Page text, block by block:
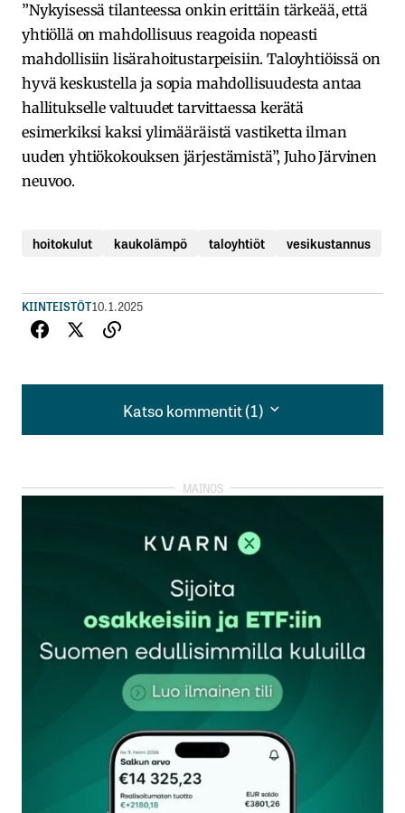
”Nykyisessä tilanteessa onkin erittäin tärkeää, että
yhtiöllä on mahdollisuus reagoida nopeasti
mahdollisiin lisärahoitustarpeisiin. Taloyhtiöissä on
hyvä keskustella ja sopia mahdollisuudesta antaa
hallitukselle valtuudet tarvittaessa kerätä
esimerkiksi kaksi ylimääräistä vastiketta ilman
uuden yhtiökokouksen järjestämistä”, Juho Järvinen
neuvoo.
hoitokulut kaukolämpö taloyhtiöt vesikustannus
KIINTEISTÖT10.1.2025
Katso kommentit (1)
Katso kommentit (1)
Asunnot on
kirjautua
rekisteröityä